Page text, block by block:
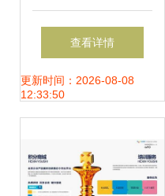
设立科技新公司，
跨界金融信息咨询
查看详情
更新时间：2026-08-08
12:33:50